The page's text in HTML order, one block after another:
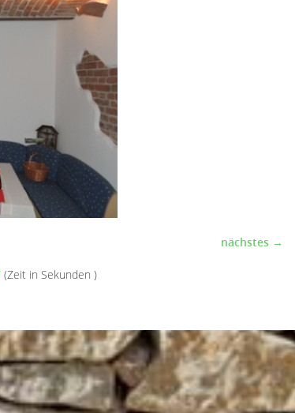
nächstes →
(Zeit in Sekunden )